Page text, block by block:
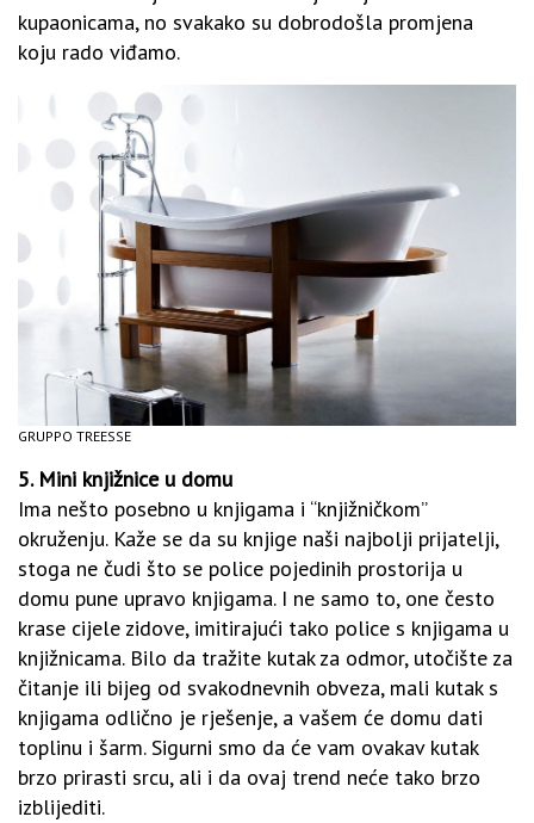
kupaonicama, no svakako su dobrodošla promjena
koju rado viđamo.
GRUPPO TREESSE
5. Mini knjižnice u domu
Ima nešto posebno u knjigama i “knjižničkom”
okruženju. Kaže se da su knjige naši najbolji prijatelji,
stoga ne čudi što se police pojedinih prostorija u
domu pune upravo knjigama. I ne samo to, one često
krase cijele zidove, imitirajući tako police s knjigama u
knjižnicama. Bilo da tražite kutak za odmor, utočište za
čitanje ili bijeg od svakodnevnih obveza, mali kutak s
knjigama odlično je rješenje, a vašem će domu dati
toplinu i šarm. Sigurni smo da će vam ovakav kutak
brzo prirasti srcu, ali i da ovaj trend neće tako brzo
izblijediti.